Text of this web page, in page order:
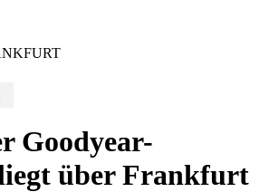
Goodyear-
über Frankfurt